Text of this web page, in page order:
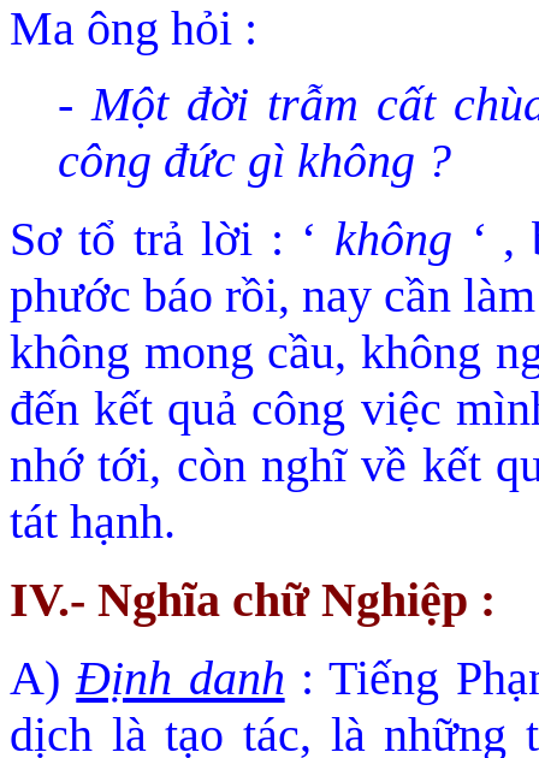
Ma ông hỏi :
- Một đời trẫm cất
công đức gì không ?
Sơ tổ trả lời : ‘ không ‘ ,
phước báo rồi, nay cần
không mong cầu, không
đến kết quả công việc
nhớ tới, còn nghĩ về kết
tát hạnh.
IV.- Nghĩa chữ Nghiệp :
A)Ðịnh danh : Tiếng
dịch là tạo tác, là những